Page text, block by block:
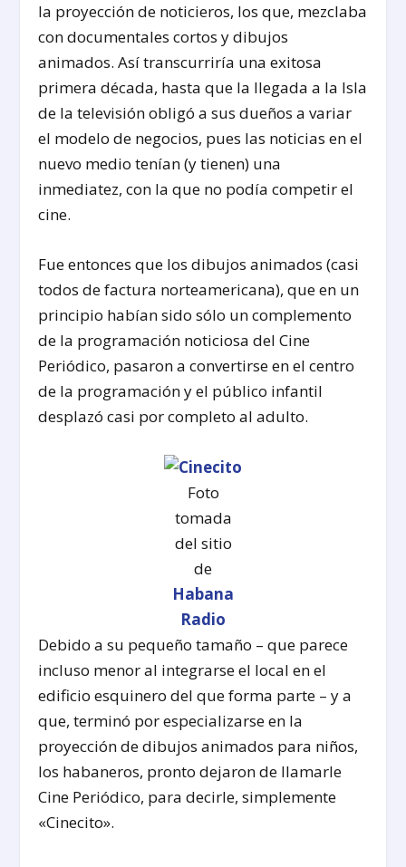
la proyección de noticieros, los que, mezclaba
con documentales cortos y dibujos
animados. Así transcurriría una exitosa
primera década, hasta que la llegada a la Isla
de la televisión obligó a sus dueños a variar
el modelo de negocios, pues las noticias en el
nuevo medio tenían (y tienen) una
inmediatez, con la que no podía competir el
cine.
Fue entonces que los dibujos animados (casi
todos de factura norteamericana), que en un
principio habían sido sólo un complemento
de la programación noticiosa del Cine
Periódico, pasaron a convertirse en el centro
de la programación y el público infantil
desplazó casi por completo al adulto.
Foto
tomada
del sitio
de
Habana
Radio
Debido a su pequeño tamaño – que parece
incluso menor al integrarse el local en el
edificio esquinero del que forma parte – y a
que, terminó por especializarse en la
proyección de dibujos animados para niños,
los habaneros, pronto dejaron de llamarle
Cine Periódico, para decirle, simplemente
«Cinecito».